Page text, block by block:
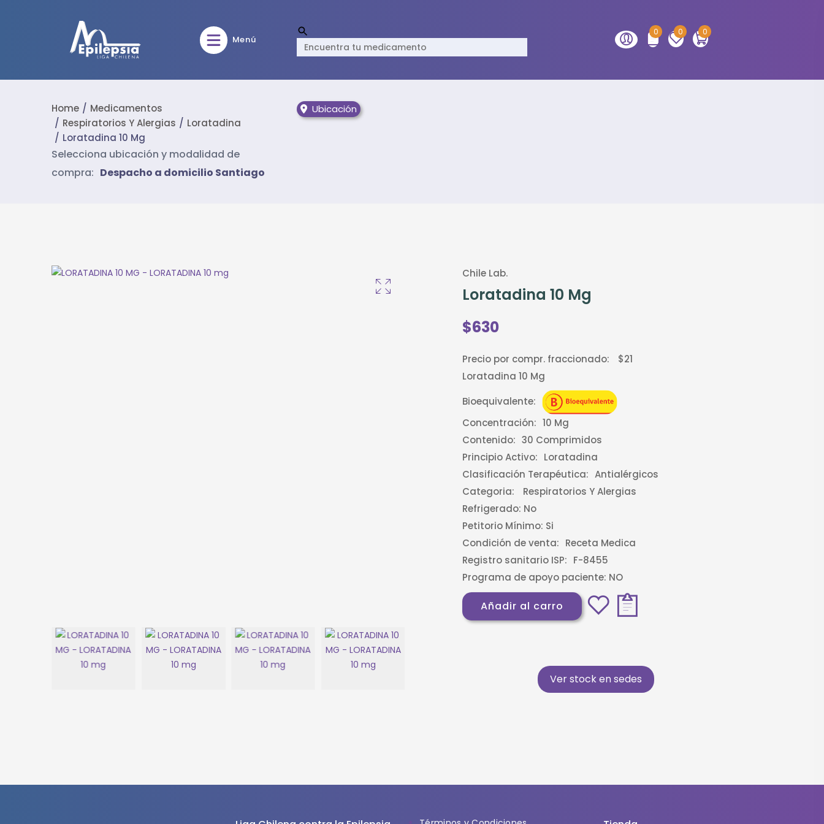
Menú
0 0 0
Home
Medicamentos
Respiratorios Y Alergias
Loratadina
Loratadina 10 Mg
Selecciona ubicación y modalidad de
compra: Despacho a domicilio Santiago
Ubicación
Chile Lab.
Loratadina 10 Mg
$630
Precio por compr. fraccionado:
$21
Loratadina 10 Mg
Bioequivalente:
Concentración: 10 Mg
Contenido: 30 Comprimidos
Principio Activo: Loratadina
Clasificación Terapéutica: Antialérgicos
Categoria:
Respiratorios Y Alergias
Refrigerado: No
Petitorio Mínimo: Si
Condición de venta: Receta Medica
Registro sanitario ISP: F-8455
Programa de apoyo paciente: NO
Añadir al carro
Ver stock en sedes